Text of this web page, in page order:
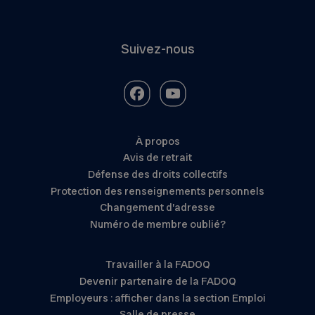
Suivez-nous
À propos
Avis de retrait
Défense des droits collectifs
Protection des renseignements personnels
Changement d’adresse
Numéro de membre oublié?
Travailler à la FADOQ
Devenir partenaire de la FADOQ
Employeurs : afficher dans la section Emploi